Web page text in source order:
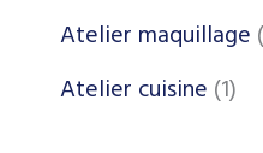
Atelier maquillage
Atelier cuisine 1